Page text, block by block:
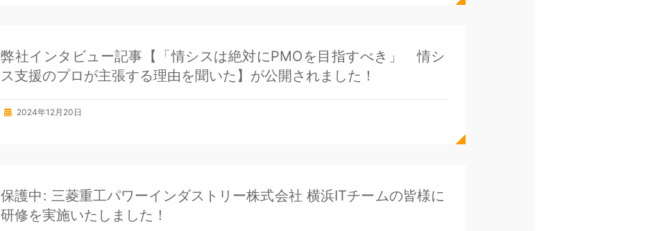
弊社インタビュー記事【「情シスは絶対にPMOを目指すべき」 情シ
ス支援のプロが主張する理由を聞いた】が公開されました！
2024年12月20日
保護中: 三菱重工パワーインダストリー株式会社 横浜ITチームの皆様に
研修を実施いたしました！